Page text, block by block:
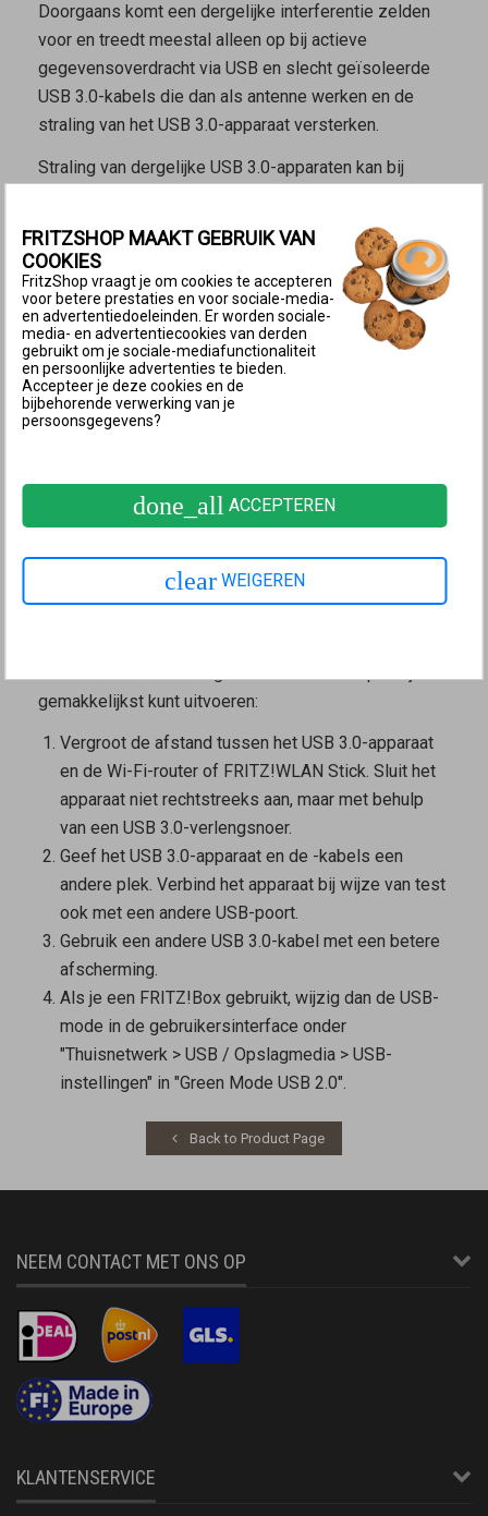
Doorgaans komt een dergelijke interferentie zelden
voor en treedt meestal alleen op bij actieve
gegevensoverdracht via USB en slecht geïsoleerde
USB 3.0-kabels die dan als antenne werken en de
straling van het USB 3.0-apparaat versterken.
Straling van dergelijke USB 3.0-apparaten kan bij
verbindingen verminderen. Bij Wi-Fi-verbindingen
geldt dit voor het 2,4 GHz-Wi-Fi-netwerk; dit geldt
echter niet voor het 5 GHz-Wi-Fi-netwerk.
Dit effect geldt voor alle Wi-Fi- en DECT-apparaten.
Opmerking:Meer informatie over dit
Intel op de website van het USB
Implementers Forum.
gemakkelijkst kunt uitvoeren:
Vergroot de afstand tussen het USB 3.0-apparaat
en de Wi-Fi-router of FRITZ!WLAN Stick. Sluit het
apparaat niet rechtstreeks aan, maar met behulp
van een USB 3.0-verlengsnoer.
Geef het USB 3.0-apparaat en de -kabels een
andere plek. Verbind het apparaat bij wijze van test
ook met een andere USB-poort.
Gebruik een andere USB 3.0-kabel met een betere
afscherming.
Als je een FRITZ!Box gebruikt, wijzig dan de USB-
mode in de gebruikersinterface onder
"Thuisnetwerk > USB / Opslagmedia > USB-
instellingen" in "Green Mode USB 2.0".
Back to Product Page
NEEM CONTACT MET ONS OP
KLANTENSERVICE
FRITZSHOP MAAKT GEBRUIK VAN
COOKIES
FritzShop vraagt je om cookies te accepteren
voor betere prestaties en voor sociale-media-
en advertentiedoeleinden. Er worden sociale-
media- en advertentiecookies van derden
gebruikt om je sociale-mediafunctionaliteit
en persoonlijke advertenties te bieden.
Accepteer je deze cookies en de
bijbehorende verwerking van je
persoonsgegevens?
done_all ACCEPTEREN
clear WEIGEREN